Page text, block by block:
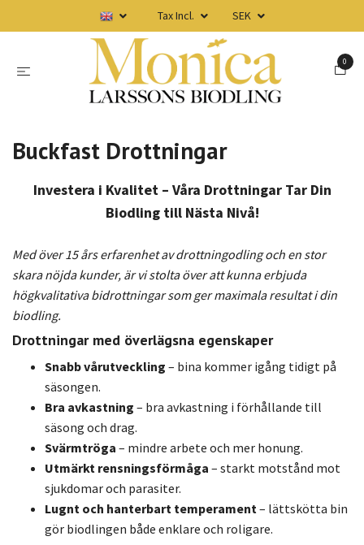
Tax Incl. SEK
0
Buckfast Drottningar
Investera i Kvalitet – Våra Drottningar Tar Din
Biodling till Nästa Nivå!
Med över 15 års erfarenhet av drottningodling och en stor
skara nöjda kunder, är vi stolta över att kunna erbjuda
högkvalitativa bidrottningar som ger maximala resultat i din
biodling.
Drottningar med överlägsna egenskaper
Snabb vårutveckling – bina kommer igång tidigt på
säsongen.
Bra avkastning – bra avkastning i förhållande till
säsong och drag.
Svärmtröga – mindre arbete och mer honung.
Utmärkt rensningsförmåga – starkt motstånd mot
sjukdomar och parasiter.
Lugnt och hanterbart temperament – lättskötta bin
gör biodlingen både enklare och roligare.